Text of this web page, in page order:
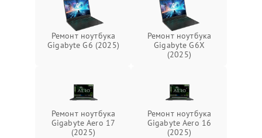
Ремонт ноутбука
Gigabyte G6 (2025)
Ремонт ноутбука
Gigabyte G6X
(2025)
Ремонт ноутбука
Gigabyte Aero 17
(2025)
Ремонт ноутбука
Gigabyte Aero 16
(2025)